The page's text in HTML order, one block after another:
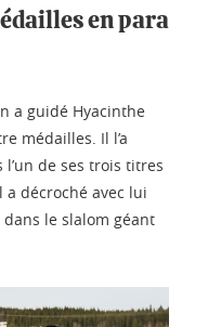
en para
a guidé Hyacinthe
médailles. Il l’a
de ses trois titres
décroché avec lui
le slalom géant